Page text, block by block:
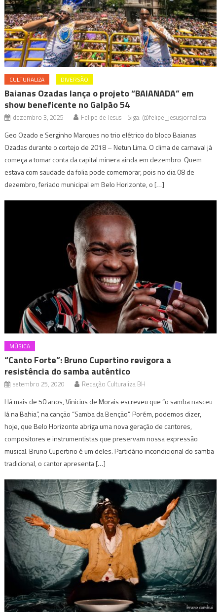
CULTURALIZA DIVERSÃO
Baianas Ozadas lança o projeto “BAIANADA” em
show beneficente no Galpão 54
dezembro 3, 2025 Felipe de Jesus - Siga: @felipe_jesusjornalista
Geo Ozado e Serginho Marques no trio elétrico do bloco Baianas
Ozadas durante o cortejo de 2018 – Netun Lima. O clima de carnaval já
começa a tomar conta da capital minera ainda em dezembro Quem
estava com saudade da folia pode comemorar, pois no dia 08 de
dezembro, feriado municipal em Belo Horizonte, o […]
MÚSICA
“Canto Forte”: Bruno Cupertino revigora a
resistência do samba autêntico
setembro 25, 2020 Redação Culturaliza BH
Há mais de 50 anos, Vinicius de Morais escreveu que “o samba nasceu
lá na Bahia”, na canção “Samba da Benção”. Porém, podemos dizer,
hoje, que Belo Horizonte abriga uma nova geração de cantores,
compositores e instrumentistas que preservam nossa expressão
musical. Bruno Cupertino é um deles. Partidário incondicional do samba
tradicional, o cantor apresenta […]